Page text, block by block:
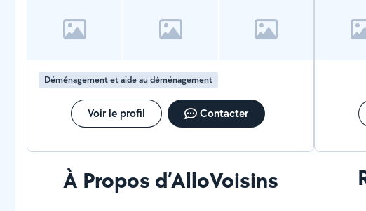
Déménagement et aide au déménagement
Voir le profil Contacter
À Propos d’AlloVoisins